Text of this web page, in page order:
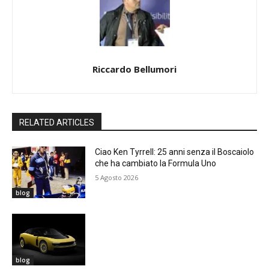
Riccardo Bellumori
RELATED ARTICLES
blog
Ciao Ken Tyrrell: 25 anni senza il Boscaiolo
che ha cambiato la Formula Uno
5 Agosto 2026
blog